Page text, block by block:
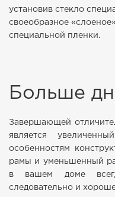
установив стекло
своеобразное
специальной пленки.
Больше
Завершающей
является
особенностям
рамы и уменьшенный
в вашем доме
следовательно и